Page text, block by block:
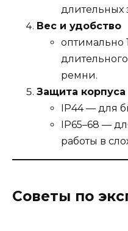
длительных
Вес и удобство
оптимально
ремни.
Защита корпуса
IP44 — для
IP65–68 —
работы в
Советы по